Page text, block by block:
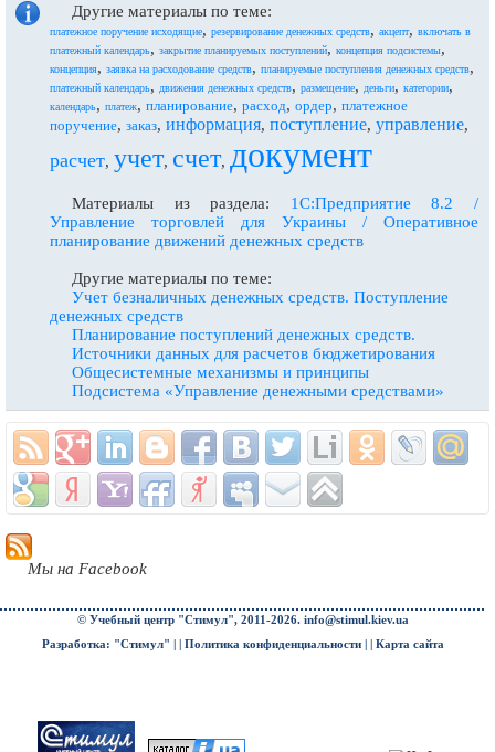
Другие материалы по теме:
платежное поручение исходящие, резервирование денежных средств, акцепт, включать в
платежный календарь, закрытие планируемых поступлений, концепция подсистемы,
концепция, заявка на расходование средств, планируемые поступления денежных средств,
платежный календарь, движения денежных средств, размещение, деньги, категории,
календарь, платеж, планирование, расход, ордер, платежное
поручение, заказ, информация, поступление, управление,
расчет, учет, счет, документ
Материалы из раздела: 1С:Предприятие 8.2 /
Управление торговлей для Украины / Оперативное
планирование движений денежных средств
Другие материалы по теме:
Учет безналичных денежных средств. Поступление
денежных средств
Планирование поступлений денежных средств.
Источники данных для расчетов бюджетирования
Общесистемные механизмы и принципы
Подсистема «Управление денежными средствами»
Мы на Facebook
© Учебный центр "Стимул", 2011-2026. info@stimul.kiev.ua
Разработка: "Стимул" | | Политика конфиденциальности| | Карта сайта